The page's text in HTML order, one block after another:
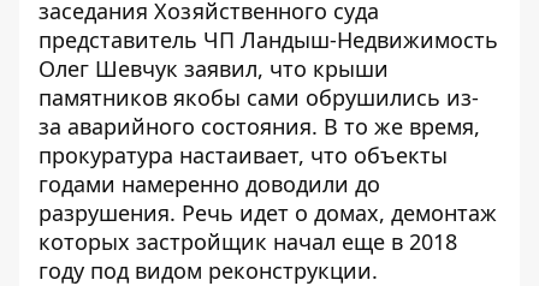
заседания Хозяйственного суда
представитель ЧП Ландыш-Недвижимость
Олег Шевчук заявил, что крыши
памятников якобы сами обрушились из-
за аварийного состояния. В то же время,
прокуратура настаивает, что объекты
годами намеренно доводили до
разрушения. Речь идет о домах, демонтаж
которых застройщик начал еще в 2018
году под видом реконструкции.